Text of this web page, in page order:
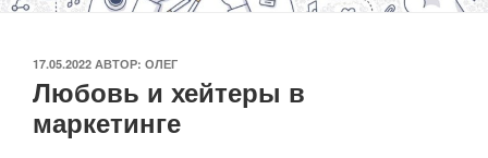
ОПУБЛИКОВАНО
17.05.2022 АВТОР: ОЛЕГ
Любовь и хейтеры в
маркетинге